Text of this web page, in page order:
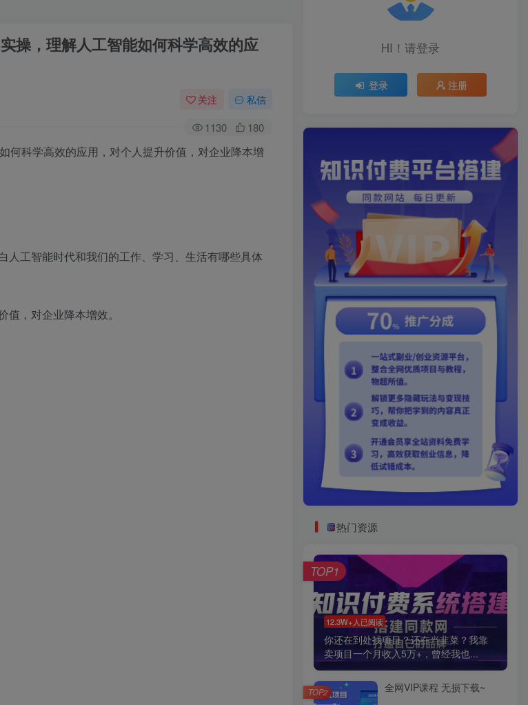
操，理解人工智能如何科学高效的应
关注 私信
1130 180
何科学高效的应用，对个人提升价值，对企业降本增
工智能时代和我们的工作、学习、生活有哪些具体
，对企业降本增效。
HI！请登录
登录 注册
热门资源
12.3W+人已阅读
你还在到处找项目？还在当韭菜？我靠
卖项目一个月收入5万+，曾经我也...
TOP1
全网VIP课程 无损下载~
TOP2